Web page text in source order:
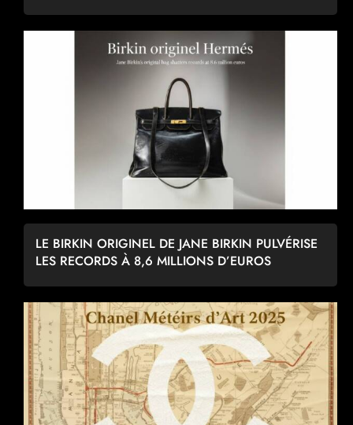
LE BIRKIN ORIGINEL DE JANE BIRKIN PULVÉRISE
LES RECORDS À 8,6 MILLIONS D’EUROS